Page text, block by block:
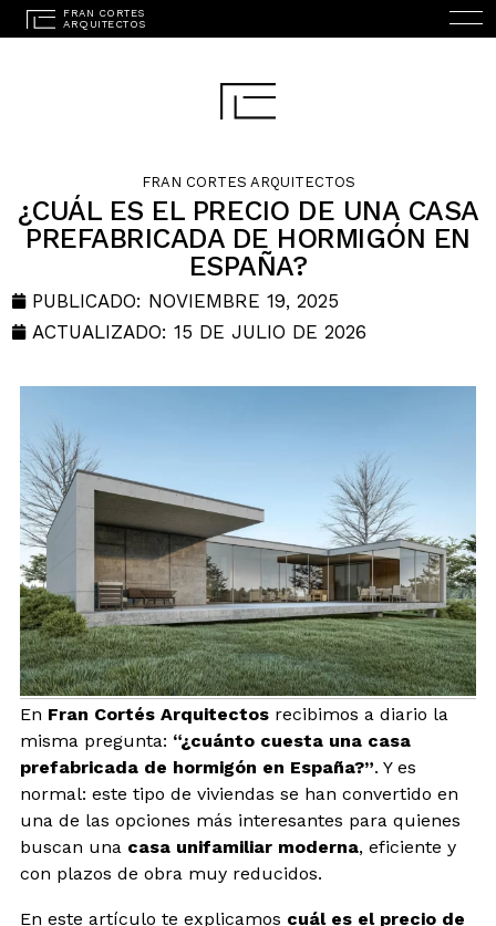
ESTUDIO
SERVICIOS
BLOG
CONTACTO
INTERIORISMO
TIENDA
ESPAÑOL
FRAN CORTES ARQUITECTOS
¿CUÁL ES EL PRECIO DE UNA CASA
PREFABRICADA DE HORMIGÓN EN
ESPAÑA?
PUBLICADO: NOVIEMBRE 19, 2025
ACTUALIZADO: 15 DE JULIO DE 2026
En Fran Cortés Arquitectos recibimos a diario la
misma pregunta: “¿cuánto cuesta una casa
prefabricada de hormigón en España?”. Y es
normal: este tipo de viviendas se han convertido en
una de las opciones más interesantes para quienes
buscan una casa unifamiliar moderna, eficiente y
con plazos de obra muy reducidos.
En este artículo te explicamos cuál es el precio de